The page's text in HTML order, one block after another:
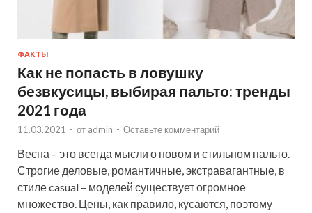
ФАКТЫ
Как не попасть в ловушку
безвкусицы, выбирая пальто: тренды
2021 года
11.03.2021 - от admin - Оставьте комментарий
Весна – это всегда мысли о новом и стильном пальто.
Строгие деловые, романтичные, экстравагантные, в
стиле casual – моделей существует огромное
множество. Цены, как правило, кусаются, поэтому